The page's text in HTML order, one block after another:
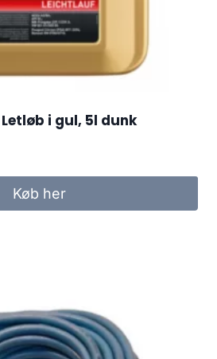
i gul, 5l dunk
Køb her